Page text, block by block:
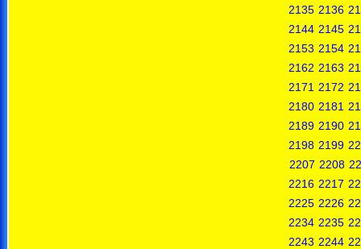
2135 2136
2144 2145
2153 2154
2162 2163
2171 2172
2180 2181
2189 2190
2198 2199
2207 2208
2216 2217
2225 2226
2234 2235
2243 2244